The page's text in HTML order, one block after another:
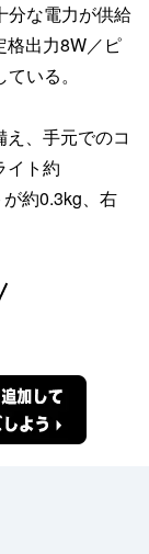
分な電力が供給
格出力8W／ピ
いる。
、手元でのコ
イト約
約0.3kg、右